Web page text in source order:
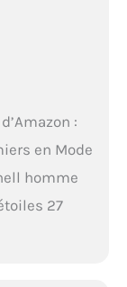
:
en Mode
homme
27